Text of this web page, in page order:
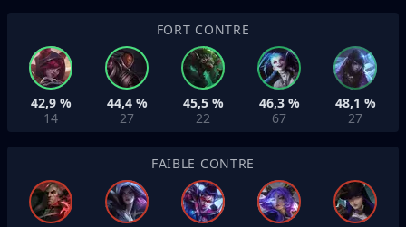
FORT CONTRE
42,9 %
14
44,4 %
27
45,5 %
22
46,3 %
67
48,1 %
27
FAIBLE CONTRE